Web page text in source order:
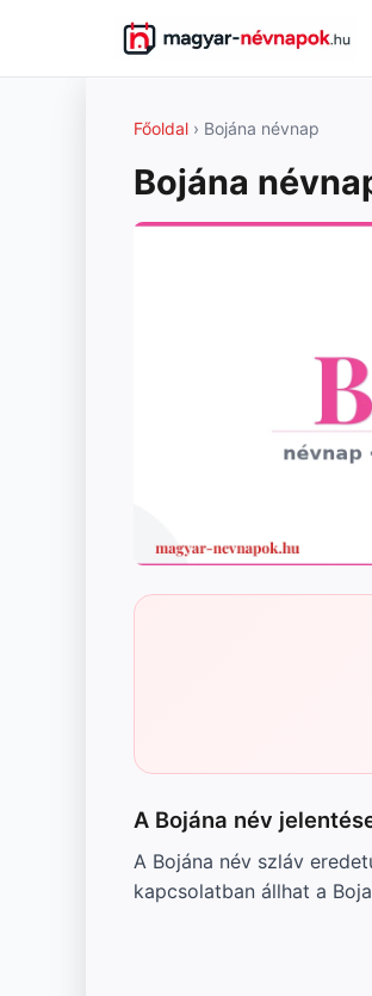
Főoldal › Bojána névnap
Bojána
A Bojána név
A Bojána név szláv
kapcsolatban állhat a